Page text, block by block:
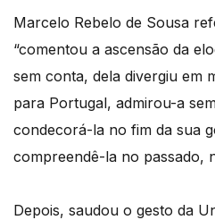
Marcelo Rebelo de Sousa
“comentou a ascensão da
sem conta, dela divergiu em
para Portugal, admirou-a
condecorá-la no fim da sua
compreendê-la no passado,
Depois, saudou o gesto da